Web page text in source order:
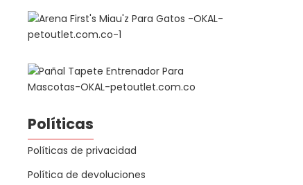
Políticas
Políticas de privacidad
Política de devoluciones